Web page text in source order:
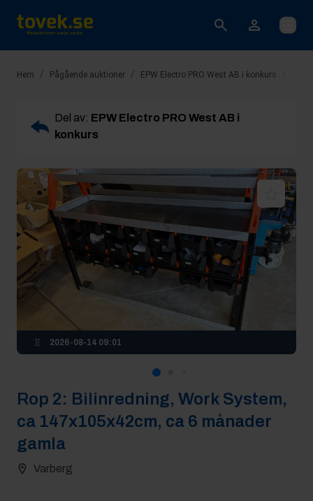
Öppna
Hem / Pågående auktioner / EPW Electro PRO West AB i konkurs
Del av: EPW Electro PRO West AB i
konkurs
2026-08-14 09:01
Rop 2: Bilinredning, Work System,
ca 147x105x42cm, ca 6 månader
gamla
Varberg